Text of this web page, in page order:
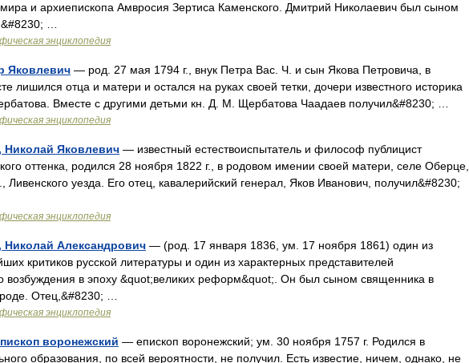
и архиепископа Амвросия Зертиса Каменского. Дмитрий Николаевич был сыном
…
энциклопедия
Яковлевич — род. 27 мая 1794 г., внук Петра Вас. Ч. и сын Якова Петровича, в
лишился отца и матери и остался на руках своей тетки, дочери известного историка
Вместе с другими детьми кн. Д. М. Щербатова Чаадаев получил&#8230; …
энциклопедия
Николай Яковлевич — известный естествоиспытатель и философ публицист
оттенка, родился 28 ноября 1822 г., в родовом имении своей матери, селе Оберце,
Ливенского уезда. Его отец, кавалерийский генерал, Яков Иванович, получил&#8230;
энциклопедия
Александрович — (род. 17 января 1836, ум. 17 ноября 1861) один из
критиков русской литературы и один из характерных представителей
возбуждения в эпоху &quot;великих реформ&quot;. Он был сыном священника в
Отец,&#8230; …
энциклопедия
воронежский — епископ воронежский; ум. 30 ноября 1757 г. Родился в
образования, по всей вероятности, не получил. Есть известие, ничем, однако, не